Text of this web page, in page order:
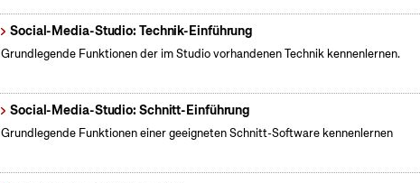
Social-Media-Studio: Technik-Einführung
Grundlegende Funktionen der im Studio vorhandenen Technik kennenlernen.
Social-Media-Studio: Schnitt-Einführung
Grundlegende Funktionen einer geeigneten Schnitt-Software kennenlernen